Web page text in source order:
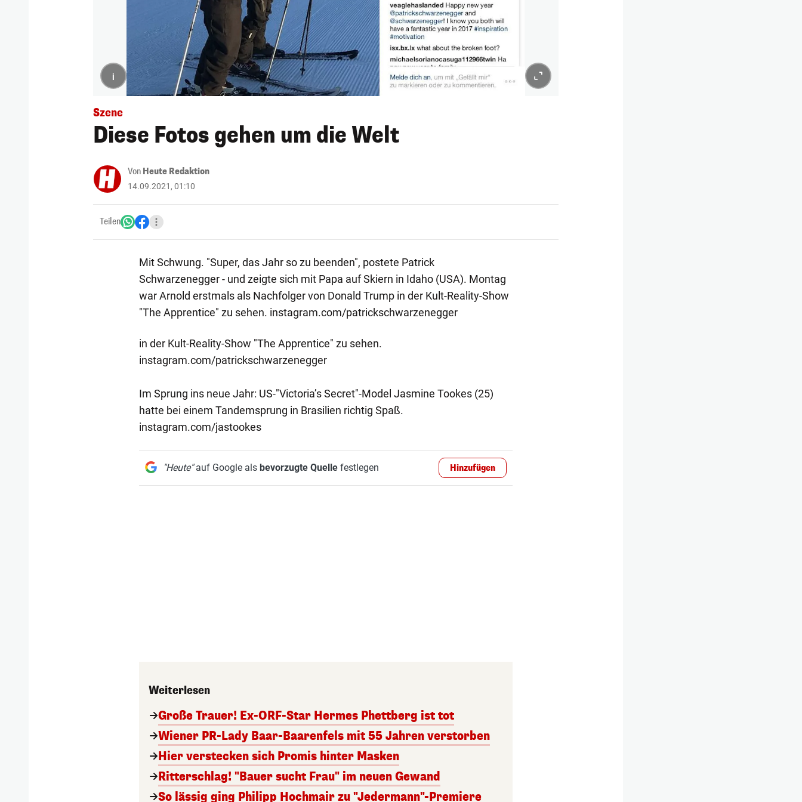
i
Szene
Diese Fotos gehen um die Welt
Von Heute Redaktion
14.09.2021, 01:10
Teilen
Mit Schwung. "Super, das Jahr so zu beenden", postete Patrick
Schwarzenegger - und zeigte sich mit Papa auf Skiern in Idaho (USA). Montag
war Arnold erstmals als Nachfolger von Donald Trump in der Kult-Reality-Show
"The Apprentice" zu sehen. instagram.com/patrickschwarzenegger
in der Kult-Reality-Show "The Apprentice" zu sehen.
instagram.com/patrickschwarzenegger
Im Sprung ins neue Jahr: US-"Victoria’s Secret"-Model Jasmine Tookes (25)
hatte bei einem Tandemsprung in Brasilien richtig Spaß.
instagram.com/jastookes
"Heute"auf Google als bevorzugte Quellefestlegen Hinzufügen
Weiterlesen
Große Trauer! Ex-ORF-Star Hermes Phettberg ist tot
Wiener PR-Lady Baar-Baarenfels mit 55 Jahren verstorben
Hier verstecken sich Promis hinter Masken
Ritterschlag! "Bauer sucht Frau" im neuen Gewand
So lässig ging Philipp Hochmair zu "Jedermann"-Premiere